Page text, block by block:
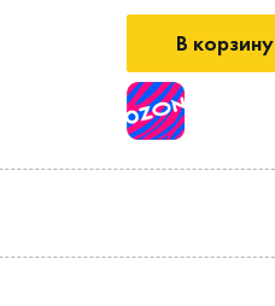
В корзину